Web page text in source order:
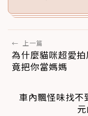
← 上一篇
為什麼貓咪超愛
竟把你當媽媽
車內飄怪味找不